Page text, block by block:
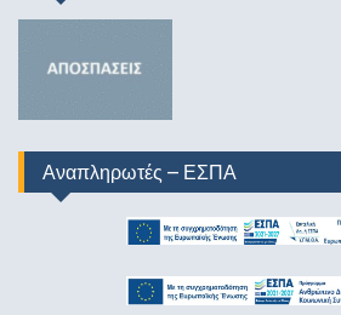
Αναπληρωτές – ΕΣΠΑ